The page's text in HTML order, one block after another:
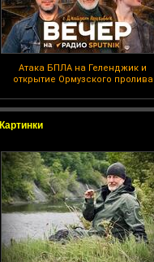
Атака БПЛА на Геленджик и
открытие Ормузского пролива
Картинки